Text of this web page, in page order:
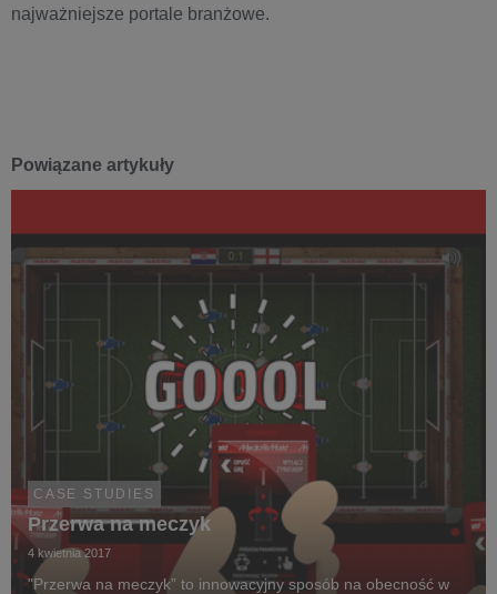
najważniejsze portale branżowe.
Powiązane artykuły
CASE STUDIES
Przerwa na meczyk
4 kwietnia 2017
"Przerwa na meczyk” to innowacyjny sposób na obecność w